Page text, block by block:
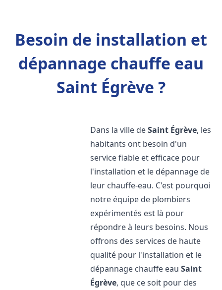
Besoin de installation et
dépannage chauffe eau
Saint Égrève ?
Dans la ville deSaint Égrève, les
habitants ont besoin d'un
service fiable et efficace pour
l'installation et le dépannage de
leur chauffe-eau. C'est pourquoi
notre équipe de plombiers
expérimentés est là pour
répondre à leurs besoins. Nous
offrons des services de haute
qualité pour l'installation et le
dépannage chauffe eauSaint
Égrève, que ce soit pour des